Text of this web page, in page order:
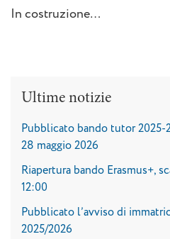
In costruzione…
Ultime notizie
Pubblicato bando tutor 2025-
28 maggio 2026
Riapertura bando Erasmus+,
12:00
Pubblicato l’avviso di
2025/2026